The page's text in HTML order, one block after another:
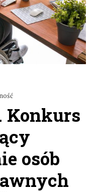
Konkurs
osób